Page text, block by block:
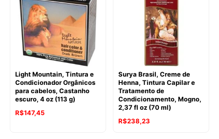
Light Mountain, Tintura e
Condicionador Orgânicos
para cabelos, Castanho
escuro, 4 oz (113 g)
R$147,45
Surya Brasil, Creme de
Henna, Tintura Capilar e
Tratamento de
Condicionamento, Mogno,
2,37 fl oz (70 ml)
R$238,23